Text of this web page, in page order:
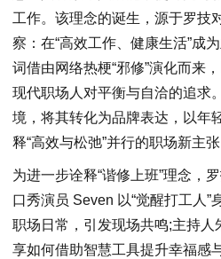
工作。该理念的诞生，源于罗技
察：在“高效工作、健康生活”成
词借由网络热梗“邪修”演化而来
现代职场人对平衡与自洽的追求
境，将其转化为品牌表达，以年
释“高效与松弛”并行的职场新主张
为进一步诠释“谐修上班”理念，
口秀演员 Seven 以“觉醒打工人”
职场日常，引发现场共鸣;主持人
享如何借助智慧工具提升幸福感